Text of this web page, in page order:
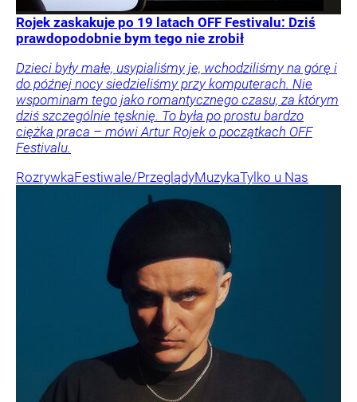
Rojek zaskakuje po 19 latach OFF Festivalu: Dziś
prawdopodobnie bym tego nie zrobił
Dzieci były małe, usypialiśmy je, wchodziliśmy na górę i
do późnej nocy siedzieliśmy przy komputerach. Nie
wspominam tego jako romantycznego czasu, za którym
dziś szczególnie tęsknię. To była po prostu bardzo
ciężka praca – mówi Artur Rojek o początkach OFF
Festivalu.
RozrywkaFestiwale/PrzeglądyMuzykaTylko u Nas